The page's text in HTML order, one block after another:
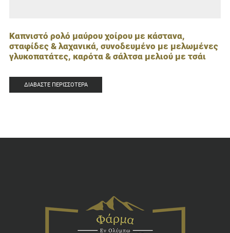
Καπνιστό ρολό μαύρου χοίρου με κάστανα,
σταφίδες & λαχανικά, συνοδευμένο με μελωμένες
γλυκοπατάτες, καρότα & σάλτσα μελιού με τσάι
ΔΙΑΒΆΣΤΕ ΠΕΡΙΣΣΌΤΕΡΑ